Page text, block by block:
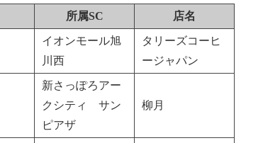
所属SC 店名
イオンモール旭
川西
タリーズコーヒ
ージャパン
新さっぽろアー
クシティ サン
ピアザ
柳月